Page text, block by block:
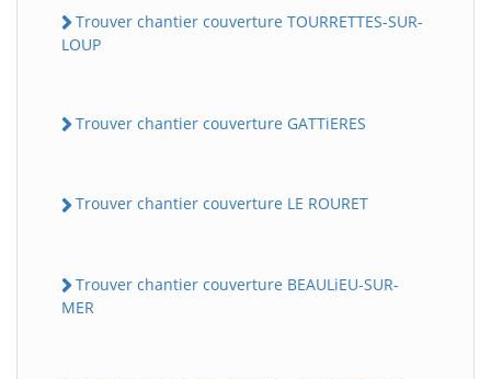
Trouver chantier couverture TOURRETTES-SUR-
LOUP
Trouver chantier couverture GATTiERES
Trouver chantier couverture LE ROURET
Trouver chantier couverture BEAULiEU-SUR-
MER